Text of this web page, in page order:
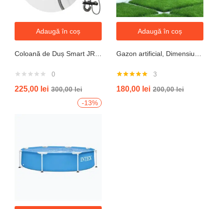
Adaugă în coș
0
225,00 lei 300,00lei
Adaugă în coș
5.00din 5
3
180,00 lei 200,00lei
-13%